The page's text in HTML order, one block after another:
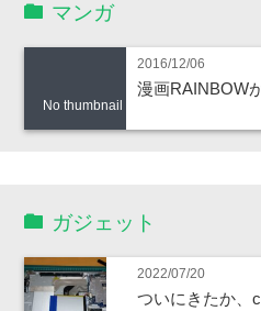
マンガ
No thumbnail
2016/12/06
漫画RAINBOW
ガジェット
2022/07/20
ついにきたか、